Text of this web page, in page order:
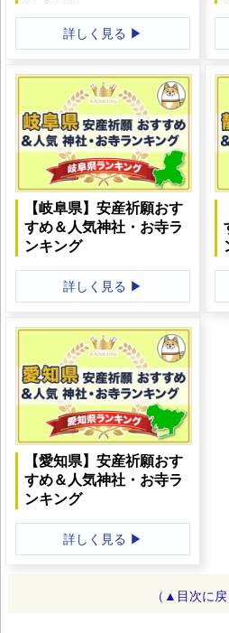
詳しく見る ▶
【岐阜県】安産祈願おす
すめ＆人気神社・お寺ラ
ンキング
詳しく見る ▶
【愛知県】安産祈願おす
すめ＆人気神社・お寺ラ
ンキング
詳しく見る ▶
（▲目次に戻